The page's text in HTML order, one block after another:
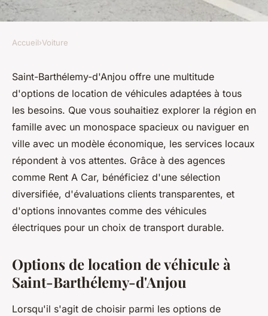
Options de location de
véhicule à saint-barthélemy-
d'anjou
christelle•19 mars 2025•6 min de lecture
Accueil›Voiture
Saint-Barthélemy-d'Anjou offre une multitude
d'options de location de véhicules adaptées à tous
les besoins. Que vous souhaitiez explorer la région en
famille avec un monospace spacieux ou naviguer en
ville avec un modèle économique, les services locaux
répondent à vos attentes. Grâce à des agences
comme Rent A Car, bénéficiez d'une sélection
diversifiée, d'évaluations clients transparentes, et
d'options innovantes comme des véhicules
électriques pour un choix de transport durable.
Options de location de véhicule à
Saint-Barthélemy-d'Anjou
Lorsqu'il s'agit de choisir parmi les options de